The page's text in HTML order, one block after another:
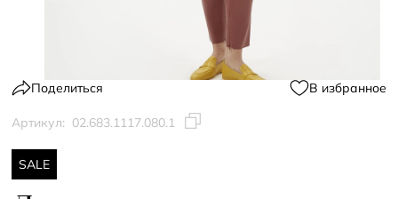
Поделиться В избранное
Артикул: 02.683.1117.080.1
SALE